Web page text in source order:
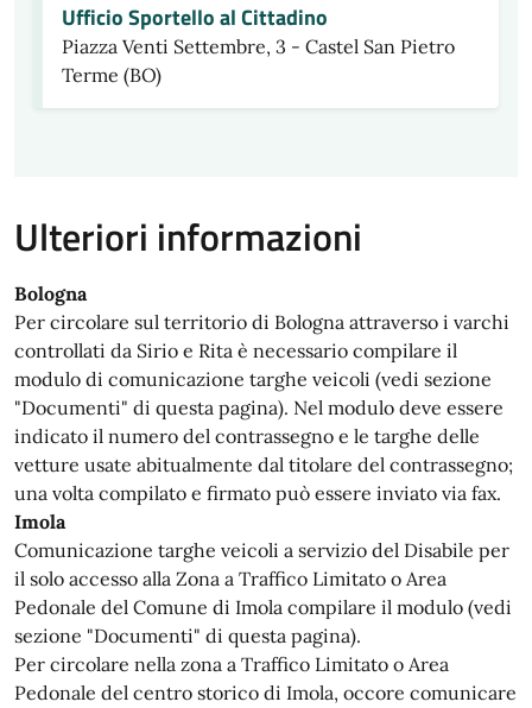
Ufficio Sportello al Cittadino
Piazza Venti Settembre, 3 - Castel San Pietro
Terme (BO)
Ulteriori informazioni
Bologna
Per circolare sul territorio di Bologna attraverso i varchi
controllati da Sirio e Rita è necessario compilare il
modulo di comunicazione targhe veicoli (vedi sezione
"Documenti" di questa pagina). Nel modulo deve essere
indicato il numero del contrassegno e le targhe delle
vetture usate abitualmente dal titolare del contrassegno;
una volta compilato e firmato può essere inviato via fax.
Imola
Comunicazione targhe veicoli a servizio del Disabile per
il solo accesso alla Zona a Traffico Limitato o Area
Pedonale del Comune di Imola compilare il modulo (vedi
sezione "Documenti" di questa pagina).
Per circolare nella zona a Traffico Limitato o Area
Pedonale del centro storico di Imola, occore comunicare